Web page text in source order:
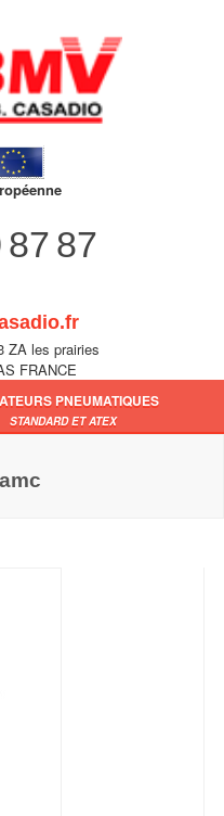
87 87
ZA les prairies
FRANCE
PNEUMATIQUES
STANDARD ET ATEX